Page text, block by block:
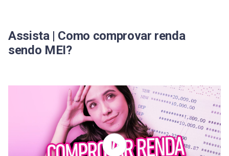
Assista | Como comprovar renda
sendo MEI?